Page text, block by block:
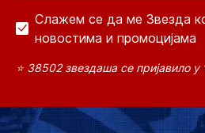
Слажем се да ме Звезда
новостима и промоцијама
⭐ 38502 звездаша се пријавило